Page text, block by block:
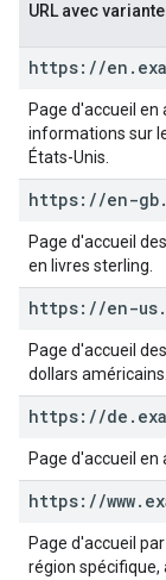
URL avec
https: //en .
Page d'accueil
informations sur
États-Unis.
https: //en-gb.
Page d'accueil
en livres sterling.
https: //en-us.
Page d'accueil
dollars américains.
https: //de .
Page d'accueil en
https: //www.
Page d'accueil
région spécifique,